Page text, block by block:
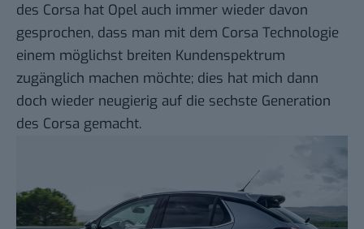
des Corsa hat Opel auch immer wieder davon
gesprochen, dass man mit dem Corsa Technologie
einem möglichst breiten Kundenspektrum
zugänglich machen möchte; dies hat mich dann
doch wieder neugierig auf die sechste Generation
des Corsa gemacht.